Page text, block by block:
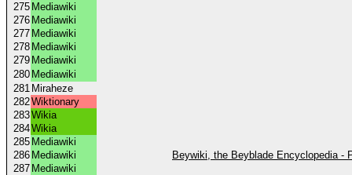
275 Mediawiki
276 Mediawiki
277 Mediawiki
278 Mediawiki
279 Mediawiki
280 Mediawiki
281 Miraheze
282Wiktionary
283Wikia
284Wikia
285 Mediawiki
286 Mediawiki
Beywiki, the Beyblade Encyclopedia -
287 Mediawiki